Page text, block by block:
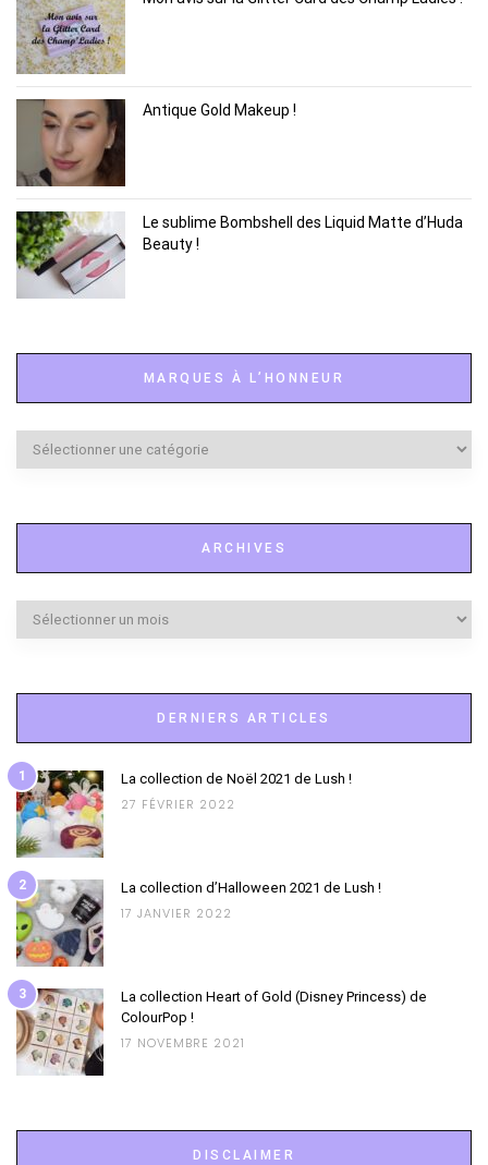
Antique Gold Makeup !
Le sublime Bombshell des Liquid Matte d’Huda
Beauty !
MARQUES À L’HONNEUR
Marques
ARCHIVES
Archives
DERNIERS ARTICLES
1 La collection de Noël 2021 de Lush !
27 FÉVRIER 2022
2 La collection d’Halloween 2021 de Lush !
17 JANVIER 2022
3
La collection Heart of Gold (Disney Princess) de
ColourPop !
17 NOVEMBRE 2021
DISCLAIMER